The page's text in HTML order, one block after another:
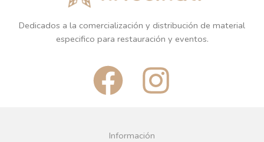
Dedicados a la comercialización y distribución de material
especifico para restauración y eventos.
F
a
c
I
n
Información